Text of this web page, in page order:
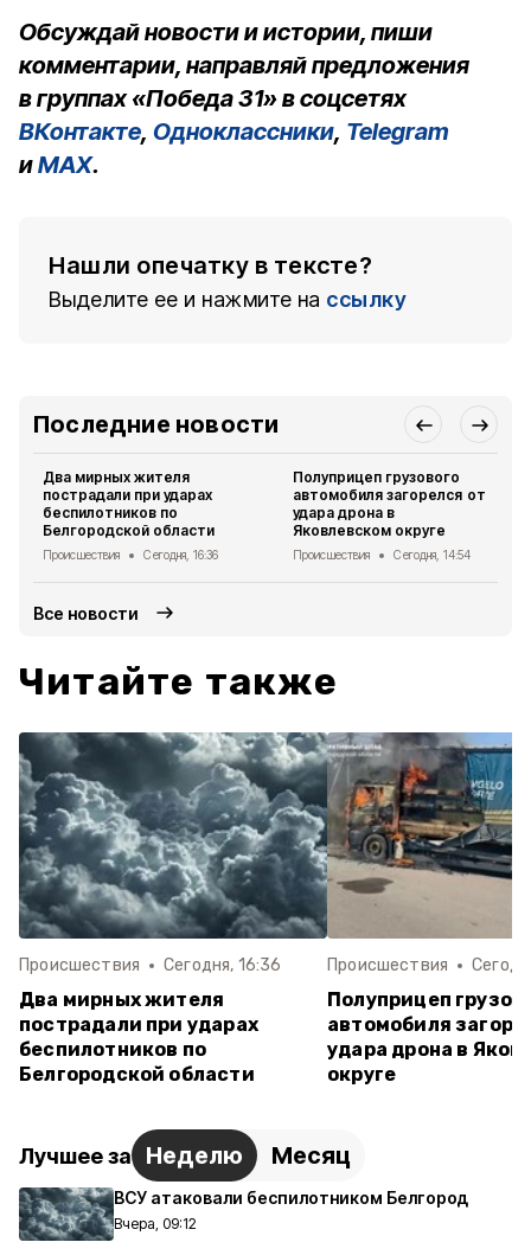
Обсуждай новости и истории, пиши
комментарии, направляй предложения
в группах «Победа 31» в соцсетях
ВКонтакте, Одноклассники, Telegram
иMAX.
Нашли опечатку в тексте?
Выделите ее и нажмите на ссылку
Последние новости
Два мирных жителя
пострадали при ударах
беспилотников по
Белгородской области
Происшествия Сегодня, 16:36
Полуприцеп грузового
автомобиля загорелся от
удара дрона в
Яковлевском округе
Происшествия Сегодня, 14:54
Все новости
Читайте также
Происшествия Сегодня, 16:36
Два мирных жителя
пострадали при ударах
беспилотников по
Белгородской области
Происшествия
Полуприцеп
автомобиля
удара дрона в
округе
Лучшее за Неделю Месяц
ВСУ атаковали беспилотником Белгород
Вчера, 09:12